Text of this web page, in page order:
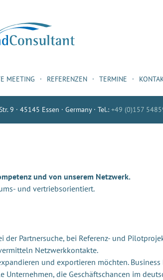
MEETING REFERENZEN TERMINE
9 · 45145 Essen · Germany · Tel.: +49 (0)157
und von unserem Netzwerk.
und vertriebsorientiert.
Partnersuche, bei Referenz- und
Netzwerkkontakte.
und exportieren möchten.
Unternehmen, die Geschäftschancen im